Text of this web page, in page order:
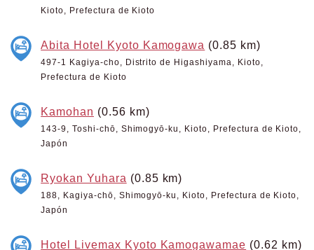
Kioto, Prefectura de Kioto
Abita Hotel Kyoto Kamogawa (0.85 km)
497-1 Kagiya-cho, Distrito de Higashiyama, Kioto,
Prefectura de Kioto
Kamohan (0.56 km)
143-9, Toshi-chō, Shimogyō-ku, Kioto, Prefectura de Kioto,
Japón
Ryokan Yuhara (0.85 km)
188, Kagiya-chō, Shimogyō-ku, Kioto, Prefectura de Kioto,
Japón
Hotel Livemax Kyoto Kamogawamae (0.62 km)